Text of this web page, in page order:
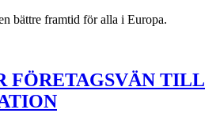
bättre framtid för alla i Europa.
FÖRETAGSVÄN TILL